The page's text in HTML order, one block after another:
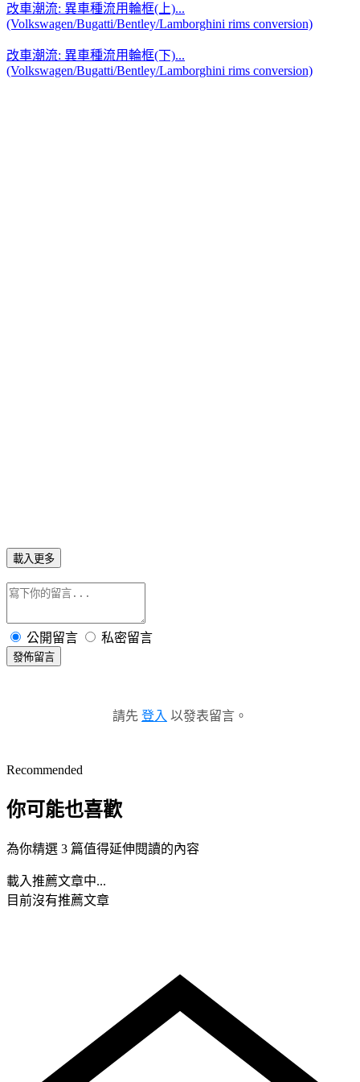
改車潮流: 異車種流用輪框(上)...
(Volkswagen/Bugatti/Bentley/Lamborghini rims conversion)
改車潮流: 異車種流用輪框(下)...
(Volkswagen/Bugatti/Bentley/Lamborghini rims conversion)
載入更多
公開留言 私密留言
發佈留言
請先 登入 以發表留言。
Recommended
你可能也喜歡
為你精選 3 篇值得延伸閱讀的內容
載入推薦文章中...
目前沒有推薦文章